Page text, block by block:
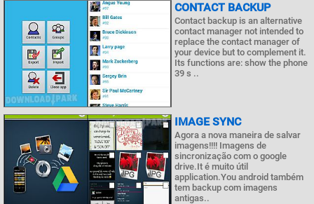
CONTACT BACKUP
Contact backup is an alternative
contact manager not intended to
replace the contact manager of
your device but to complement it.
Its functions are: show the phone
39 s ..
IMAGE SYNC
Agora a nova maneira de salvar
imagens!!!! Imagens de
sincronização com o google
drive.It é muito útil
application.You android também
tem backup com imagens
antigas..